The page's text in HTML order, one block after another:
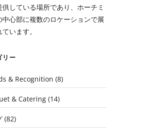
供している場所であり、ホーチミ
中心部に複数のロケーションで展
います。
リー
& Recognition (8)
& Catering (14)
(82)